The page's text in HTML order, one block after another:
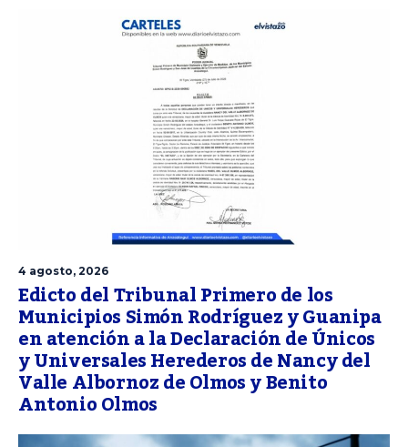
4 agosto, 2026
Edicto del Tribunal Primero de los
Municipios Simón Rodríguez y Guanipa
en atención a la Declaración de Únicos
y Universales Herederos de Nancy del
Valle Albornoz de Olmos y Benito
Antonio Olmos